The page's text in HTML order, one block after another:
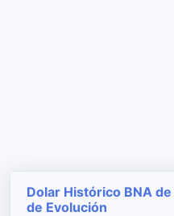
Dolar Histórico BNA
de Evolución